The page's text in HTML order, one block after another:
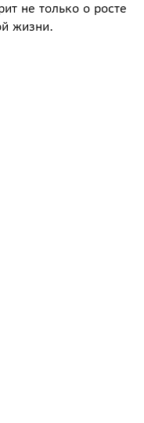
не только о росте
жизни.